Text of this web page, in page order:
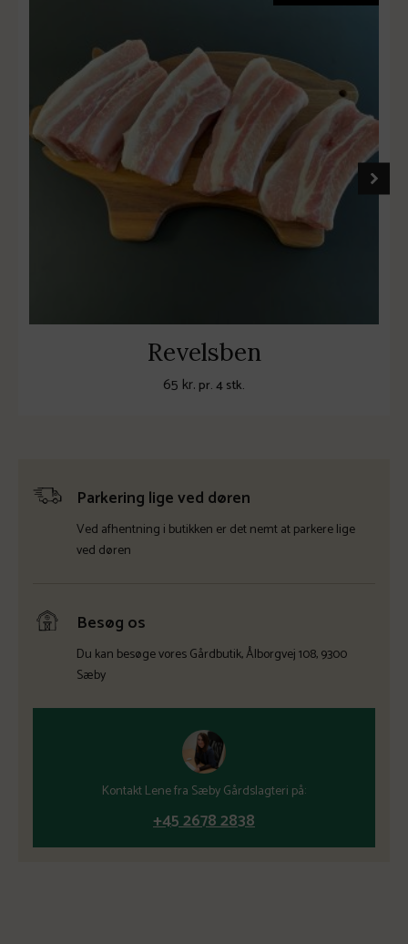
Revelsben
65 kr. pr. 4 stk.
Parkering lige ved døren
Ved afhentning i butikken er det nemt at parkere lige
ved døren
Besøg os
Du kan besøge vores Gårdbutik, Ålborgvej 108, 9300
Sæby
Kontakt Lene fra Sæby Gårdslagteri på:
+45 2678 2838